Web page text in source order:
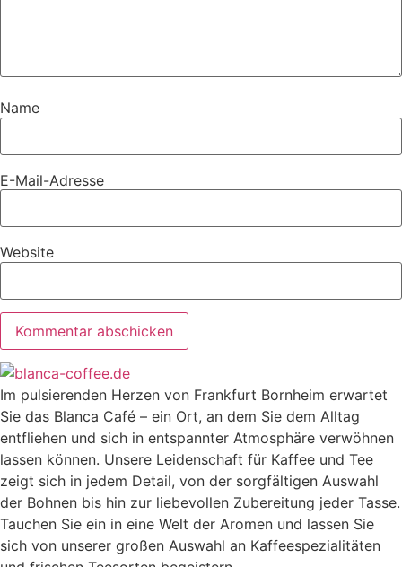
Name
E-Mail-Adresse
Website
Im pulsierenden Herzen von Frankfurt Bornheim erwartet
Sie das Blanca Café – ein Ort, an dem Sie dem Alltag
entfliehen und sich in entspannter Atmosphäre verwöhnen
lassen können. Unsere Leidenschaft für Kaffee und Tee
zeigt sich in jedem Detail, von der sorgfältigen Auswahl
der Bohnen bis hin zur liebevollen Zubereitung jeder Tasse.
Tauchen Sie ein in eine Welt der Aromen und lassen Sie
sich von unserer großen Auswahl an Kaffeespezialitäten